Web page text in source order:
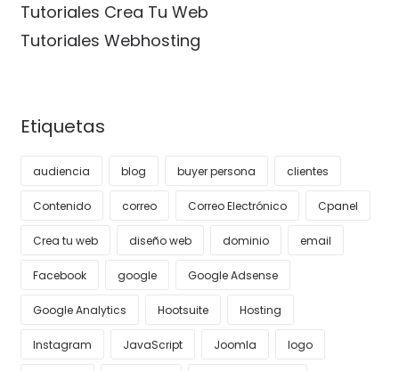
Tutoriales Crea Tu Web
Tutoriales Webhosting
Etiquetas
audiencia blog buyer persona clientes
Contenido correo Correo Electrónico Cpanel
Crea tu web diseño web dominio email
Facebook google Google Adsense
Google Analytics Hootsuite Hosting
Instagram JavaScript Joomla logo